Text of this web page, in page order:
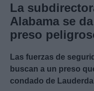
La
Alabama se
preso
Las fuerzas de
buscan a un preso
condado de Lauderdal